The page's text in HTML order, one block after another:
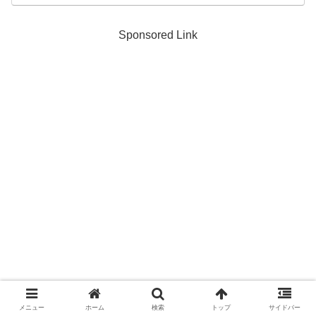
Sponsored Link
メニュー ホーム 検索 トップ サイドバー